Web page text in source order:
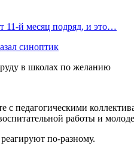
11-й месяц подряд, и это…
синоптик
с педагогическими
работы и
по-разному.